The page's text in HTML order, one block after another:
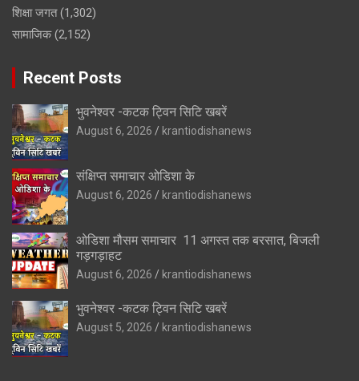
शिक्षा जगत(1,302)
सामाजिक(2,152)
Recent Posts
भुवनेश्वर -कटक ट्विन सिटि खबरें
August 6, 2026 krantiodishanews
संक्षिप्त समाचार ओडिशा के
August 6, 2026 krantiodishanews
ओडिशा मौसम समाचार 11 अगस्त तक बरसात, बिजली
गड़गड़ाहट
August 6, 2026 krantiodishanews
भुवनेश्वर -कटक ट्विन सिटि खबरें
August 5, 2026 krantiodishanews